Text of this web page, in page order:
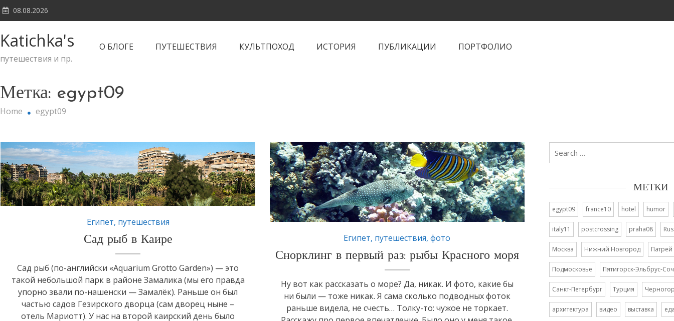
Skip
to
08.08.2026
Katichka's
путешествия и пр.
О БЛОГЕ ПУТЕШЕСТВИЯ КУЛЬТПОХОД ИСТОРИЯ ПУБЛИКАЦИИ ПОРТФОЛИО
Метка: egypt09
Home egypt09
Египет, путешествия
Сад рыб в Каире
Сад рыб (по-английски «Aquarium Grotto Garden») — это
такой небольшой парк в районе Замалика (мы его правда
упорно звали по-нашенски — Замалёк). Раньше он был
частью садов Гезирского дворца (сам дворец ныне –
отель Мариотт). У нас на второй каирский день было
Египет, путешествия,фото
Снорклинг в первый раз: рыбы Красного моря
Ну вот как рассказать о море? Да, никак. И фото, какие бы
ни были — тоже никак. Я сама сколько подводных фоток
раньше видела, не счесть… Толку-то: чужое не торкает.
Search
МЕТКИ
egypt09 france10 hotel humor
italy11 postcrossing praha08
Москва Нижний Новгород Патрей
Подмосковье Пятигорск-Эльбрус-
Санкт-Петербург Турция
архитектура видео выставка